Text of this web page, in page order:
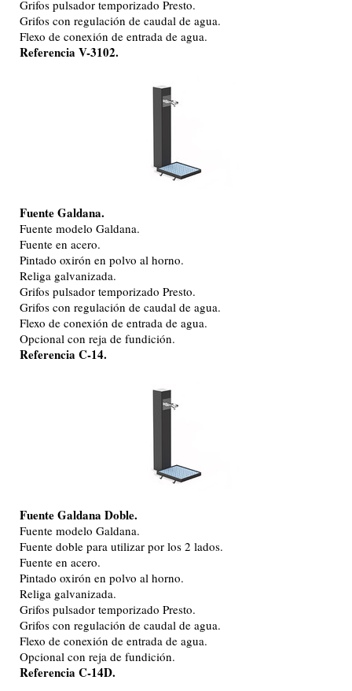
Grifos pulsador temporizado Presto.
Grifos con regulación de caudal de agua.
Flexo de conexión de entrada de agua.
Referencia V-3102.
Fuente Galdana.
Fuente modelo Galdana.
Fuente en acero.
Pintado oxirón en polvo al horno.
Religa galvanizada.
Grifos pulsador temporizado Presto.
Grifos con regulación de caudal de agua.
Flexo de conexión de entrada de agua.
Opcional con reja de fundición.
Referencia C-14.
Fuente Galdana Doble.
Fuente modelo Galdana.
Fuente doble para utilizar por los 2 lados.
Fuente en acero.
Pintado oxirón en polvo al horno.
Religa galvanizada.
Grifos pulsador temporizado Presto.
Grifos con regulación de caudal de agua.
Flexo de conexión de entrada de agua.
Opcional con reja de fundición.
Referencia C-14D.